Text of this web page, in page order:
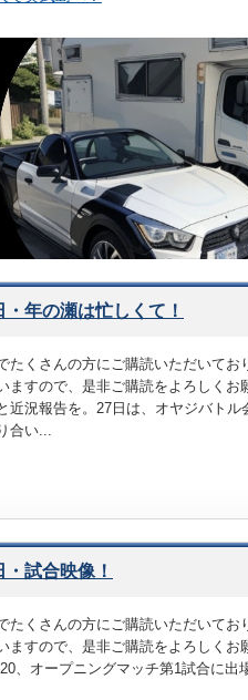
・年の瀬は忙しくて！
たくさんの方にご購読いただいて
ますので、是非ご購読をよろしく
近況報告を。27日は、オヤジバト
合い...
・試合映像！
たくさんの方にご購読いただいて
ますので、是非ご購読をよろしく
、オープニングマッチ第1試合に出